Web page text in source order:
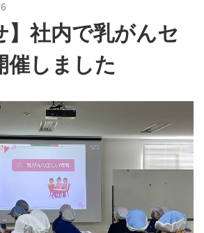
】社内で乳がんセ
催しました